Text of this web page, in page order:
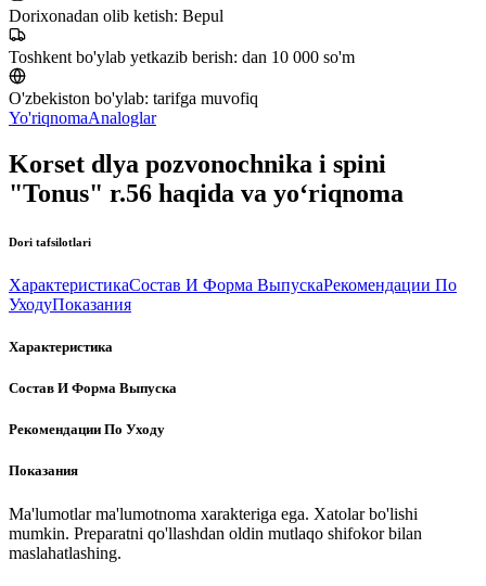
Dorixonadan olib ketish: Bepul
Toshkent bo'ylab yetkazib berish: dan 10 000 so'm
O'zbekiston bo'ylab: tarifga muvofiq
Yo'riqnomaAnaloglar
Korset dlya pozvonochnika i spini
"Tonus" r.56 haqida va yo‘riqnoma
Dori tafsilotlari
ХарактеристикаСостав И Форма ВыпускаРекомендации По
УходуПоказания
Характеристика
Состав И Форма Выпуска
Рекомендации По Уходу
Показания
Ma'lumotlar ma'lumotnoma xarakteriga ega. Xatolar bo'lishi
mumkin. Preparatni qo'llashdan oldin mutlaqo shifokor bilan
maslahatlashing.